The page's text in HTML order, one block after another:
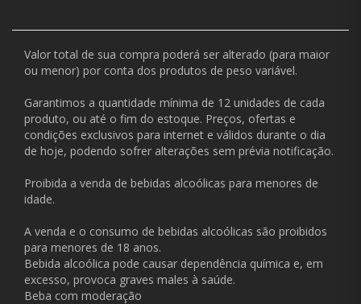
Valor total de sua compra poderá ser alterado (para maior
ou menor) por conta dos produtos de peso variável.
Garantimos a quantidade mínima de 12 unidades de cada
produto, ou até o fim do estoque. Preços, ofertas e
condições exclusivos para internet e válidos durante o dia
de hoje, podendo sofrer alterações sem prévia notificação.
Proibida a venda de bebidas alcoólicas para menores de
idade.
A venda e o consumo de bebidas alcoólicas são proibidos
para menores de 18 anos.
Bebida alcoólica pode causar dependência química e, em
excesso, provoca graves males à saúde.
Beba com moderação